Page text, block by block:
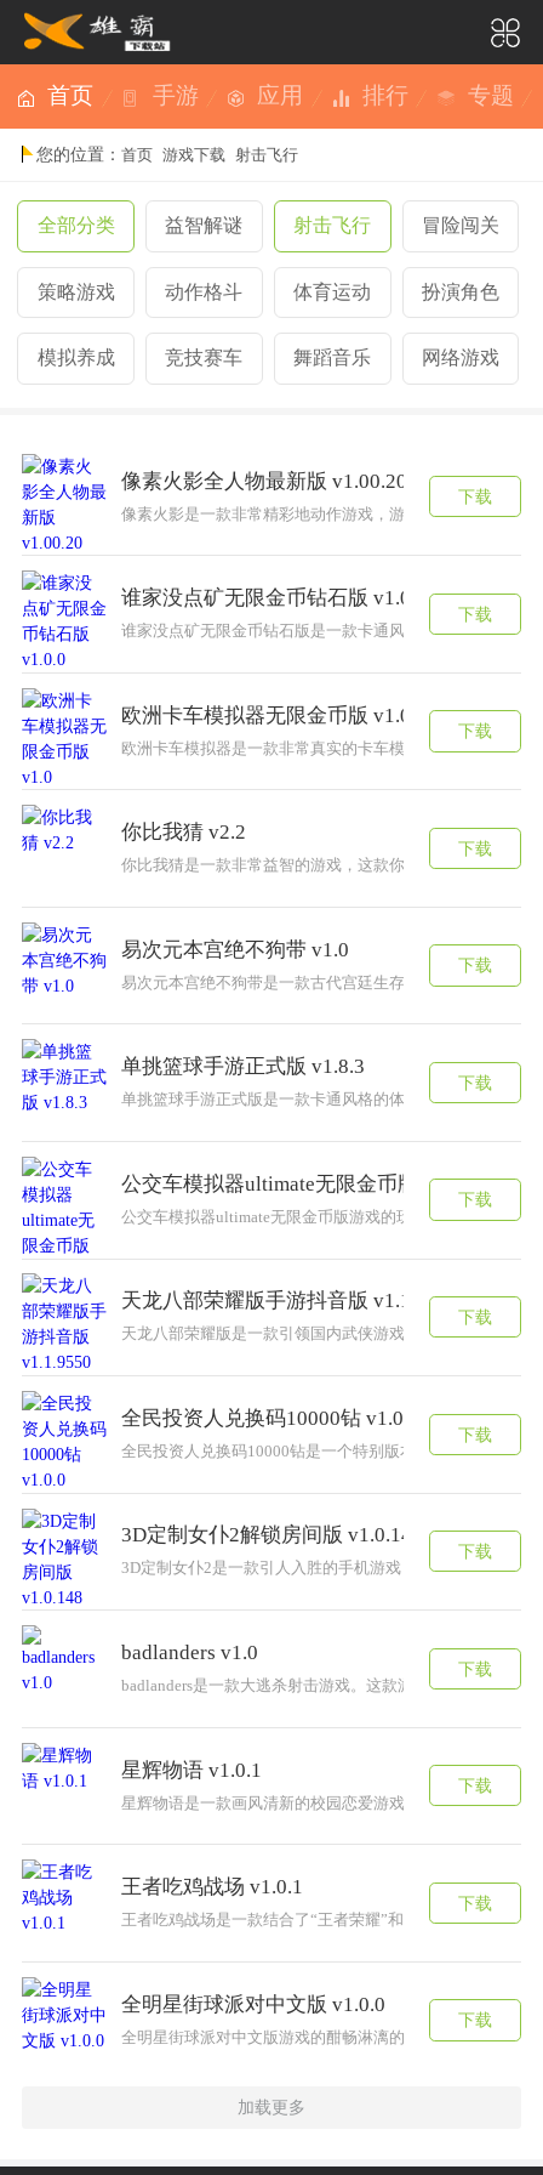
首页 手游 应用 排行 专题
您的位置：首页 游戏下载 射击飞行
全部分类 益智解谜 射击飞行 冒险闯关
策略游戏 动作格斗 体育运动 扮演角色
模拟养成 竞技赛车 舞蹈音乐 网络游戏
像素火影全人物最新版 v1.00.20
像素火影是一款非常精彩地动作游戏，游戏中拥有大量火
下载
谁家没点矿无限金币钻石版 v1.0.0
谁家没点矿无限金币钻石版是一款卡通风格的经营游戏，
下载
欧洲卡车模拟器无限金币版 v1.0
欧洲卡车模拟器是一款非常真实的卡车模拟驾驶游戏，游
下载
你比我猜 v2.2
你比我猜是一款非常益智的游戏，这款你比我猜游戏需要
下载
易次元本宫绝不狗带 v1.0
易次元本宫绝不狗带是一款古代宫廷生存冒险游戏，受到
下载
单挑篮球手游正式版 v1.8.3
单挑篮球手游正式版是一款卡通风格的体育类游戏。篮球
下载
公交车模拟器ultimate无限金币版 v3.32.4
公交车模拟器ultimate无限金币版游戏的玩法十分的简单，
下载
天龙八部荣耀版手游抖音版 v1.1.9550
天龙八部荣耀版是一款引领国内武侠游戏风向的国风武侠
下载
全民投资人兑换码10000钻 v1.0.0
全民投资人兑换码10000钻是一个特别版本的经典游戏，能
下载
3D定制女仆2解锁房间版 v1.0.148
3D定制女仆2是一款引人入胜的手机游戏，让玩家体验定制
下载
badlanders v1.0
badlanders是一款大逃杀射击游戏。这款游戏中主要的玩法
下载
星辉物语 v1.0.1
星辉物语是一款画风清新的校园恋爱游戏，体验一段美好
下载
王者吃鸡战场 v1.0.1
王者吃鸡战场是一款结合了“王者荣耀”和“吃鸡”两大热门
下载
全明星街球派对中文版 v1.0.0
全明星街球派对中文版游戏的酣畅淋漓的街头对决和斗牛
下载
加载更多